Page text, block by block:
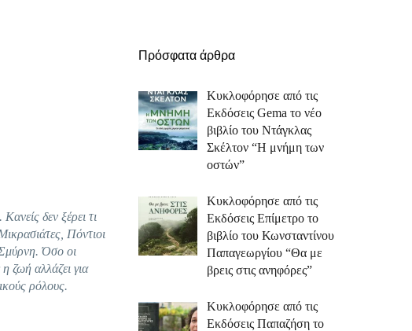
δεν ξέρει τι
Πόντιοι
Σμύρνη. Όσο οι
ζωή αλλάζει για
ρόλους.
Πρόσφατα άρθρα
Κυκλοφόρησε από τις
Εκδόσεις Gema το νέο
βιβλίο του Ντάγκλας
Σκέλτον “Η μνήμη των
οστών”
Κυκλοφόρησε από τις
Εκδόσεις Επίμετρο το
βιβλίο του Κωνσταντίνου
Παπαγεωργίου “Θα με
βρεις στις ανηφόρες”
Κυκλοφόρησε από τις
Εκδόσεις Παπαζήση το